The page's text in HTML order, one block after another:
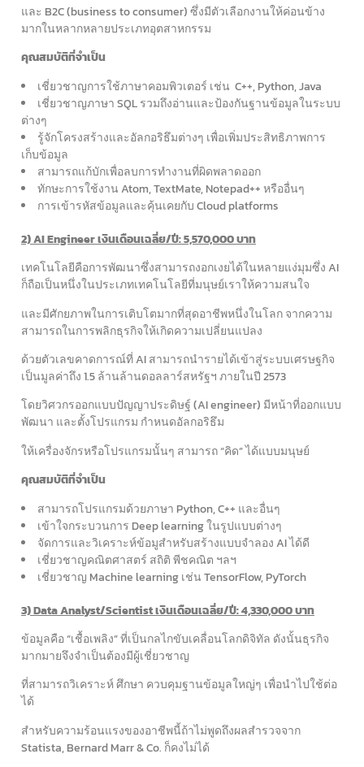
และ B2C (business to consumer) ซึ่งมีตัวเลือกงานให้ค่อนข้าง
มากในหลากหลายประเภทอุตสาหกรรม
คุณสมบัติที่จำเป็น
เชี่ยวชาญการใช้ภาษาคอมพิวเตอร์ เช่น C++, Python, Java
เชี่ยวชาญภาษา SQL รวมถึงอ่านและป้องกันฐานข้อมูลในระบบ
ต่างๆ
รู้จักโครงสร้างและอัลกอริธึมต่างๆ เพื่อเพิ่มประสิทธิภาพการ
เก็บข้อมูล
สามารถแก้บักเพื่อลบการทำงานที่ผิดพลาดออก
ทักษะการใช้งาน Atom, TextMate, Notepad++ หรืออื่นๆ
การเข้ารหัสข้อมูลและคุ้นเคยกับ Cloud platforms
2) AI Engineer เงินเดือนเฉลี่ย/ปี: 5,570,000 บาท
เทคโนโลยีคือการพัฒนาซึ่งสามารถงอกเงยได้ในหลายแง่มุมซึ่ง AI
ก็ถือเป็นหนึ่งในประเภทเทคโนโลยีที่มนุษย์เราให้ความสนใจ
และมีศักยภาพในการเติบโตมากที่สุดอาชีพหนึ่งในโลก จากความ
สามารถในการพลิกธุรกิจให้เกิดความเปลี่ยนแปลง
ด้วยตัวเลขคาดการณ์ที่ AI สามารถนำรายได้เข้าสู่ระบบเศรษฐกิจ
เป็นมูลค่าถึง 1.5 ล้านล้านดอลลาร์สหรัฐฯ ภายในปี 2573
โดยวิศวกรออกแบบปัญญาประดิษฐ์ (AI engineer) มีหน้าที่ออกแบบ
พัฒนา และตั้งโปรแกรม กำหนดอัลกอริธึม
ให้เครื่องจักรหรือโปรแกรมนั้นๆ สามารถ “คิด” ได้แบบมนุษย์
คุณสมบัติที่จำเป็น
สามารถโปรแกรมด้วยภาษา Python, C++ และอื่นๆ
เข้าใจกระบวนการ Deep learning ในรูปแบบต่างๆ
จัดการและวิเคราะห์ข้อมูสำหรับสร้างแบบจำลอง AI ได้ดี
เชี่ยวชาญคณิตศาสตร์ สถิติ พีชคณิต ฯลฯ
เชี่ยวชาญ Machine learning เช่น TensorFlow, PyTorch
3) Data Analyst/Scientist เงินเดือนเฉลี่ย/ปี: 4,330,000 บาท
ข้อมูลคือ “เชื้อเพลิง” ที่เป็นกลไกขับเคลื่อนโลกดิจิทัล ดังนั้นธุรกิจ
มากมายจึงจำเป็นต้องมีผู้เชี่ยวชาญ
ที่สามารถวิเคราะห์ ศึกษา ควบคุมฐานข้อมูลใหญ่ๆ เพื่อนำไปใช้ต่อ
ได้
สำหรับความร้อนแรงของอาชีพนี้ถ้าไม่พูดถึงผลสำรวจจาก
Statista, Bernard Marr & Co. ก็คงไม่ได้